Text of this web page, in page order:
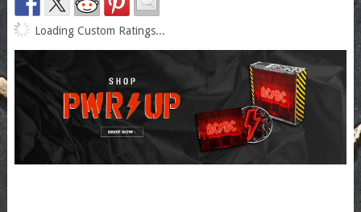
Loading Custom Ratings...